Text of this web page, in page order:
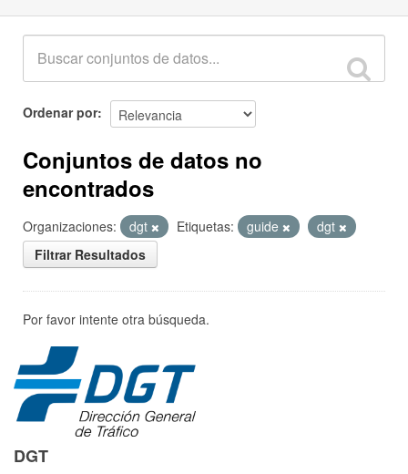
Ordenar por
Conjuntos de datos no
encontrados
Organizaciones: dgt Etiquetas: guide
dgt
Filtrar Resultados
Por favor intente otra búsqueda.
DGT